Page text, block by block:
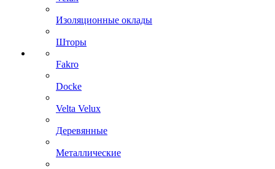
Изоляционные оклады
Шторы
Fakro
Docke
Velta Velux
Деревянные
Металлические